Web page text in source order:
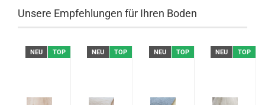
Unsere Empfehlungen für Ihren Boden
NEU TOP NEU TOP NEU TOP NEU TOP